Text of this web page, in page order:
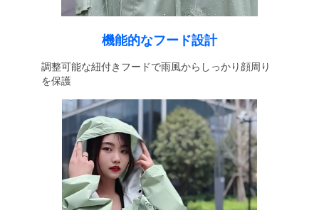
機能的なフード設計
調整可能な紐付きフードで雨風からしっかり顔周り
を保護